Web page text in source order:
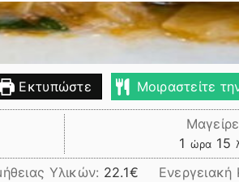
Εκτυπώστε Μοιραστείτε
1 ώρα
ώρα 15
Υλικών: 22.1 Ενεργειακή